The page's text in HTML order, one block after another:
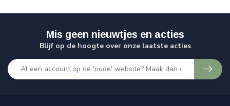
Mis geen nieuwtjes en acties
Blijf op de hoogte over onze laatste acties